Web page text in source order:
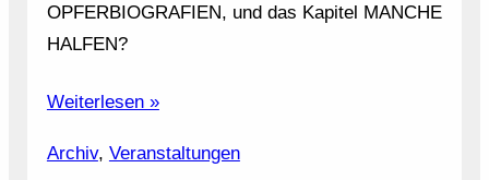
OPFERBIOGRAFIEN, und das Kapitel MANCHE
HALFEN?
Weiterlesen »
Archiv, Veranstaltungen